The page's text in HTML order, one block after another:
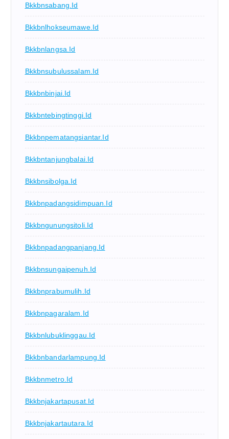
Bkkbnsabang.id
Bkkbnlhokseumawe.id
Bkkbnlangsa.id
Bkkbnsubulussalam.id
Bkkbnbinjai.id
Bkkbntebingtinggi.id
Bkkbnpematangsiantar.id
Bkkbntanjungbalai.id
Bkkbnsibolga.id
Bkkbnpadangsidimpuan.id
Bkkbngunungsitoli.id
Bkkbnpadangpanjang.id
Bkkbnsungaipenuh.id
Bkkbnprabumulih.id
Bkkbnpagaralam.id
Bkkbnlubuklinggau.id
Bkkbnbandarlampung.id
Bkkbnmetro.id
Bkkbnjakartapusat.id
Bkkbnjakartautara.id